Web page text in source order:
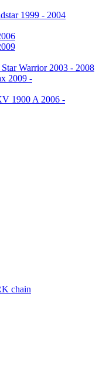
1999 - 2004
Warrior 2003 - 2008
2009 -
1900 A 2006 -
chain